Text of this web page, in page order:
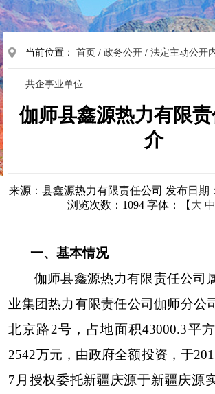
当前位置：首页 /政务公开 /法定主动公开
共企事业单位
伽师县鑫源热力有限
介
来源：县鑫源热力有限责任公司 发布日期
浏览次数： 1094 字体：【 大 中
一、基本情况
伽师县鑫源热力有限责任公司
业集团热力有限责任公司伽师分公
北京路2号，占地面积43000.3平
2542万元，由政府全额投资，于
7月授权委托新疆庆源于新疆庆源